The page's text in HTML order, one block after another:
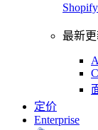
最新
定价
Enterprise